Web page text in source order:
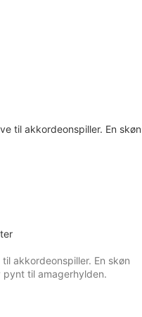
akkordeonspiller. En skøn
til amagerhylden.